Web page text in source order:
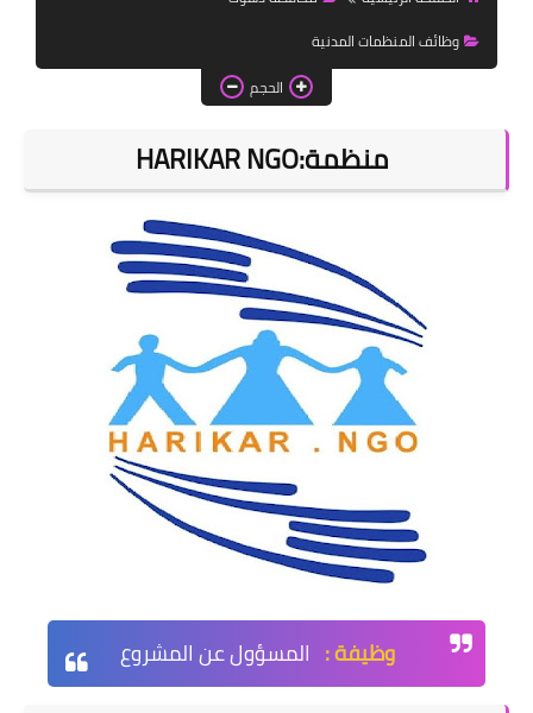
الاخبار العامة
وظائف المنظمات المدنية
الحجم
منظمة:HARIKAR NGO
وظيفة : المسؤول عن المشروع